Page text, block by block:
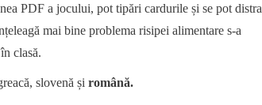
PDF a jocului, pot tipări cardurile și se pot distra
mai bine problema risipei alimentare s-a
clasă.
slovenă și română.